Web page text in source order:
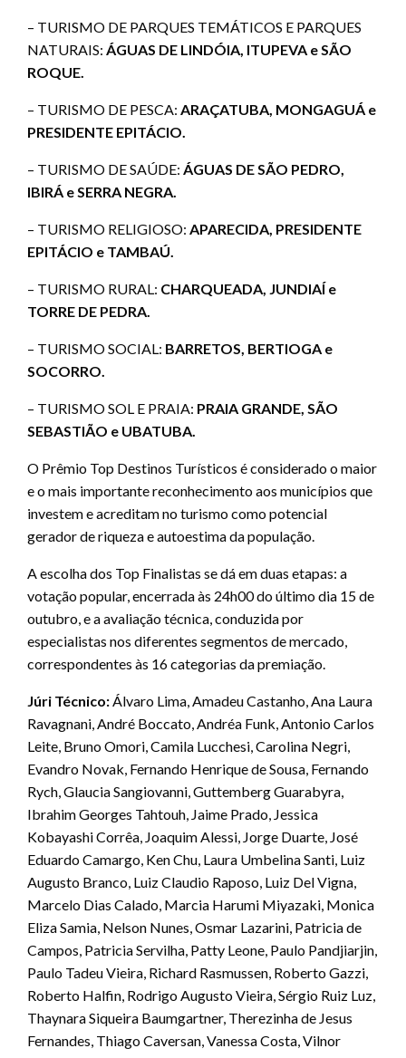
– TURISMO DE PARQUES TEMÁTICOS E PARQUES
NATURAIS: ÁGUAS DE LINDÓIA, ITUPEVA e SÃO
ROQUE.
– TURISMO DE PESCA: ARAÇATUBA, MONGAGUÁ e
PRESIDENTE EPITÁCIO.
– TURISMO DE SAÚDE: ÁGUAS DE SÃO PEDRO,
IBIRÁ e SERRA NEGRA.
– TURISMO RELIGIOSO: APARECIDA, PRESIDENTE
EPITÁCIO e TAMBAÚ.
– TURISMO RURAL: CHARQUEADA, JUNDIAÍ e
TORRE DE PEDRA.
– TURISMO SOCIAL: BARRETOS, BERTIOGA e
SOCORRO.
– TURISMO SOL E PRAIA: PRAIA GRANDE, SÃO
SEBASTIÃO e UBATUBA.
O Prêmio Top Destinos Turísticos é considerado o maior
e o mais importante reconhecimento aos municípios que
investem e acreditam no turismo como potencial
gerador de riqueza e autoestima da população.
A escolha dos Top Finalistas se dá em duas etapas: a
votação popular, encerrada às 24h00 do último dia 15 de
outubro, e a avaliação técnica, conduzida por
especialistas nos diferentes segmentos de mercado,
correspondentes às 16 categorias da premiação.
Júri Técnico:Álvaro Lima, Amadeu Castanho, Ana Laura
Ravagnani, André Boccato, Andréa Funk, Antonio Carlos
Leite, Bruno Omori, Camila Lucchesi, Carolina Negri,
Evandro Novak, Fernando Henrique de Sousa, Fernando
Rych, Glaucia Sangiovanni, Guttemberg Guarabyra,
Ibrahim Georges Tahtouh, Jaime Prado, Jessica
Kobayashi Corrêa, Joaquim Alessi, Jorge Duarte, José
Eduardo Camargo, Ken Chu, Laura Umbelina Santi, Luiz
Augusto Branco, Luiz Claudio Raposo, Luiz Del Vigna,
Marcelo Dias Calado, Marcia Harumi Miyazaki, Monica
Eliza Samia, Nelson Nunes, Osmar Lazarini, Patricia de
Campos, Patricia Servilha, Patty Leone, Paulo Pandjiarjin,
Paulo Tadeu Vieira, Richard Rasmussen, Roberto Gazzi,
Roberto Halfin, Rodrigo Augusto Vieira, Sérgio Ruiz Luz,
Thaynara Siqueira Baumgartner, Therezinha de Jesus
Fernandes, Thiago Caversan, Vanessa Costa, Vilnor